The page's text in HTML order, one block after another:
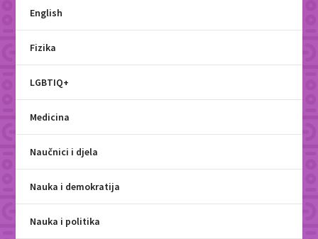
English
Fizika
LGBTIQ+
Medicina
Naučnici i djela
Nauka i demokratija
Nauka i politika